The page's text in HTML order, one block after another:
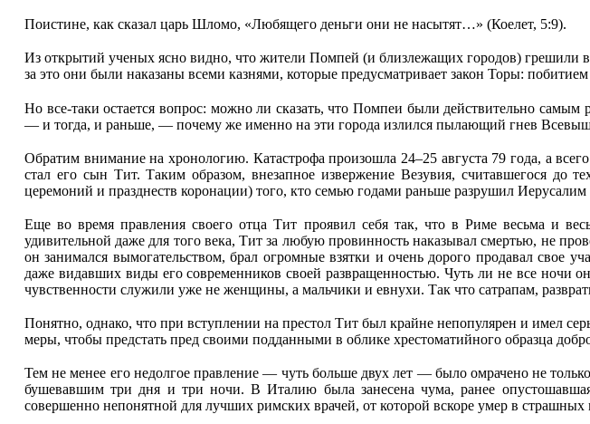
Поистине, как сказал царь Шломо, «Любящего деньги они не насытят…» (Коелет, 5:9).
Из открытий ученых ясно видно, что жители Помпей (и близлежащих городов) грешили
за это они были наказаны всеми казнями, которые предусматривает закон Торы:
Но все-таки остается вопрос: можно ли сказать, что Помпеи были действительно
— и тогда, и раньше, — почему же именно на эти города излился пылающий гнев
Обратим внимание на хронологию. Катастрофа произошла 24–25 августа 79 года, а
стал его сын Тит. Таким образом, внезапное извержение Везувия, считавшегося до
церемоний и празднеств коронации) того, кто семью годами раньше разрушил
Еще во время правления своего отца Тит проявил себя так, что в Риме весьма и
удивительной даже для того века, Тит за любую провинность наказывал смертью, не
он занимался вымогательством, брал огромные взятки и очень дорого продавал свое
даже видавших виды его современников своей развращенностью. Чуть ли не все ночи
чувственности служили уже не женщины, а мальчики и евнухи. Так что сатрапам,
Понятно, однако, что при вступлении на престол Тит был крайне непопулярен и имел
меры, чтобы предстать пред своими подданными в облике хрестоматийного образца
Тем не менее его недолгое правление — чуть больше двух лет — было омрачено не
бушевавшим три дня и три ночи. В Италию была занесена чума, ранее
совершенно непонятной для лучших римских врачей, от которой вскоре умер в